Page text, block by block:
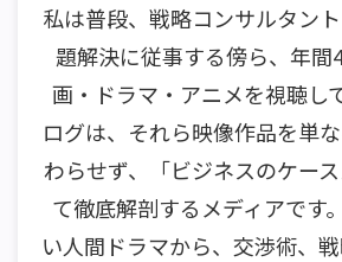
私は普段、戦略コンサルタン
題解決に従事する傍ら、年間
画・ドラマ・アニメを視聴し
ログは、それら映像作品を単
わらせず、「ビジネスのケー
て徹底解剖するメディアです
い人間ドラマから、交渉術、